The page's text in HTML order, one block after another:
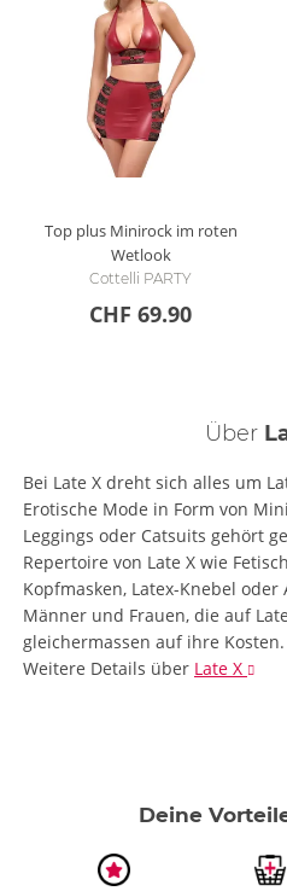
Top plus Minirock im roten
Wetlook
Cottelli PARTY
CHF 69.90
Über
Bei Late X dreht sich alles um
Erotische Mode in Form von
Leggings oder Catsuits gehört
Repertoire von Late X wie
Kopfmasken, Latex-Knebel oder
Männer und Frauen, die auf
gleichermassen auf ihre Kosten.
Weitere Details über Late X
Deine